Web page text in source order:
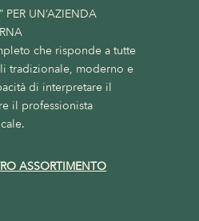
UN’AZIENDA
che risponde a tutte
tradizionale, moderno e
di interpretare il
il professionista
ASSORTIMENTO